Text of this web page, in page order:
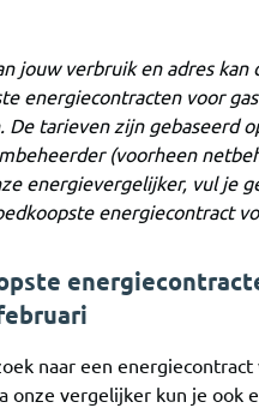
jouw verbruik en adres kan
energiecontracten voor
De tarieven zijn gebaseerd
(voorheen
energievergelijker, vul je
energiecontract
naar een energiecontract
onze vergelijker kun je ook